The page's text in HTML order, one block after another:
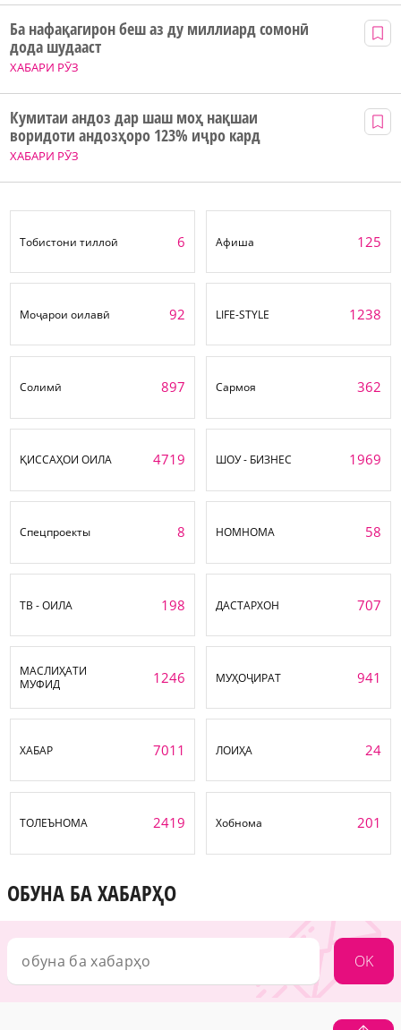
ХАБАРИ РӮЗ
Ба нафақагирон беш аз ду миллиард сомонӣ
дода шудааст
ХАБАРИ РӮЗ
Кумитаи андоз дар шаш моҳ нақшаи
воридоти андозҳоро 123% иҷро кард
Тобистони тиллоӣ 6 Афиша 125
Моҷарои оилавӣ 92 LIFE-STYLE 1238
Солимӣ 897 Сармоя 362
ҚИССАҲОИ ОИЛА 4719 ШОУ - БИЗНЕС 1969
Спецпроекты 8 НОМНОМА 58
ТВ - ОИЛА 198 ДАСТАРХОН 707
МАСЛИҲАТИ
МУФИД
1246 МУҲОҶИРАТ 941
ХАБАР 7011 ЛОИҲА 24
ТОЛЕЪНОМА 2419 Хобнома 201
ОБУНА БА ХАБАРҲО
OK